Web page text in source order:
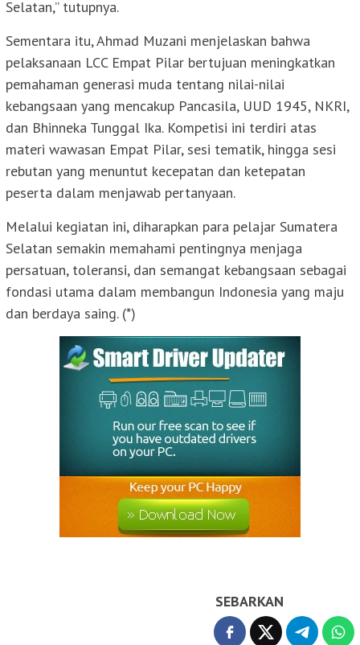
Selatan,” tutupnya.
Sementara itu, Ahmad Muzani menjelaskan bahwa
pelaksanaan LCC Empat Pilar bertujuan meningkatkan
pemahaman generasi muda tentang nilai-nilai
kebangsaan yang mencakup Pancasila, UUD 1945, NKRI,
dan Bhinneka Tunggal Ika. Kompetisi ini terdiri atas
materi wawasan Empat Pilar, sesi tematik, hingga sesi
rebutan yang menuntut kecepatan dan ketepatan
peserta dalam menjawab pertanyaan.
Melalui kegiatan ini, diharapkan para pelajar Sumatera
Selatan semakin memahami pentingnya menjaga
persatuan, toleransi, dan semangat kebangsaan sebagai
fondasi utama dalam membangun Indonesia yang maju
dan berdaya saing. (*)
SEBARKAN